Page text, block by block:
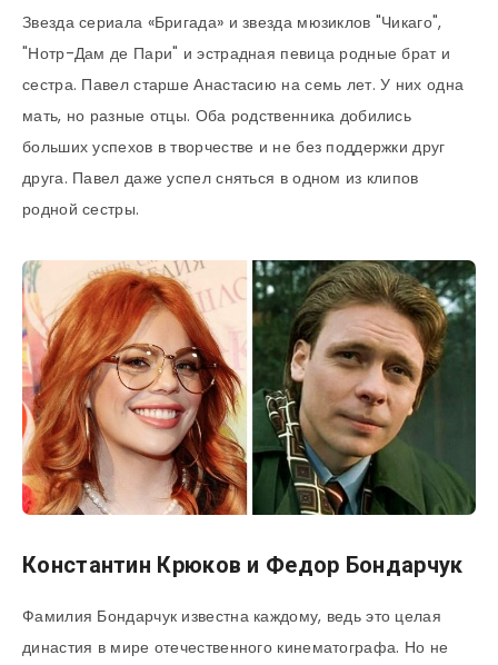
Звезда сериала «Бригада» и звезда мюзиклов "Чикаго",
"Нотр-Дам де Пари" и эстрадная певица родные брат и
сестра. Павел старше Анастасию на семь лет. У них одна
мать, но разные отцы. Оба родственника добились
больших успехов в творчестве и не без поддержки друг
друга. Павел даже успел сняться в одном из клипов
родной сестры.
Константин Крюков и Федор Бондарчук
Фамилия Бондарчук известна каждому, ведь это целая
династия в мире отечественного кинематографа. Но не